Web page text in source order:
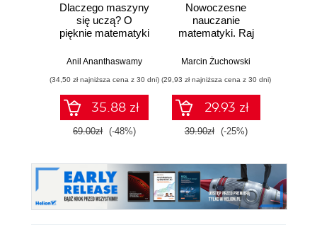
Dlaczego maszyny
się uczą? O
pięknie matematyki
współczesnej
inteligencji
Anil Ananthaswamy
(34,50 zł najniższa cena z 30 dni)
35.88 zł
69.00zł (-48%)
Nowoczesne
nauczanie
matematyki. Raj
kalkulatora?
Marcin Żuchowski
(29,93 zł najniższa cena z 30 dni)
29.93 zł
39.90zł (-25%)